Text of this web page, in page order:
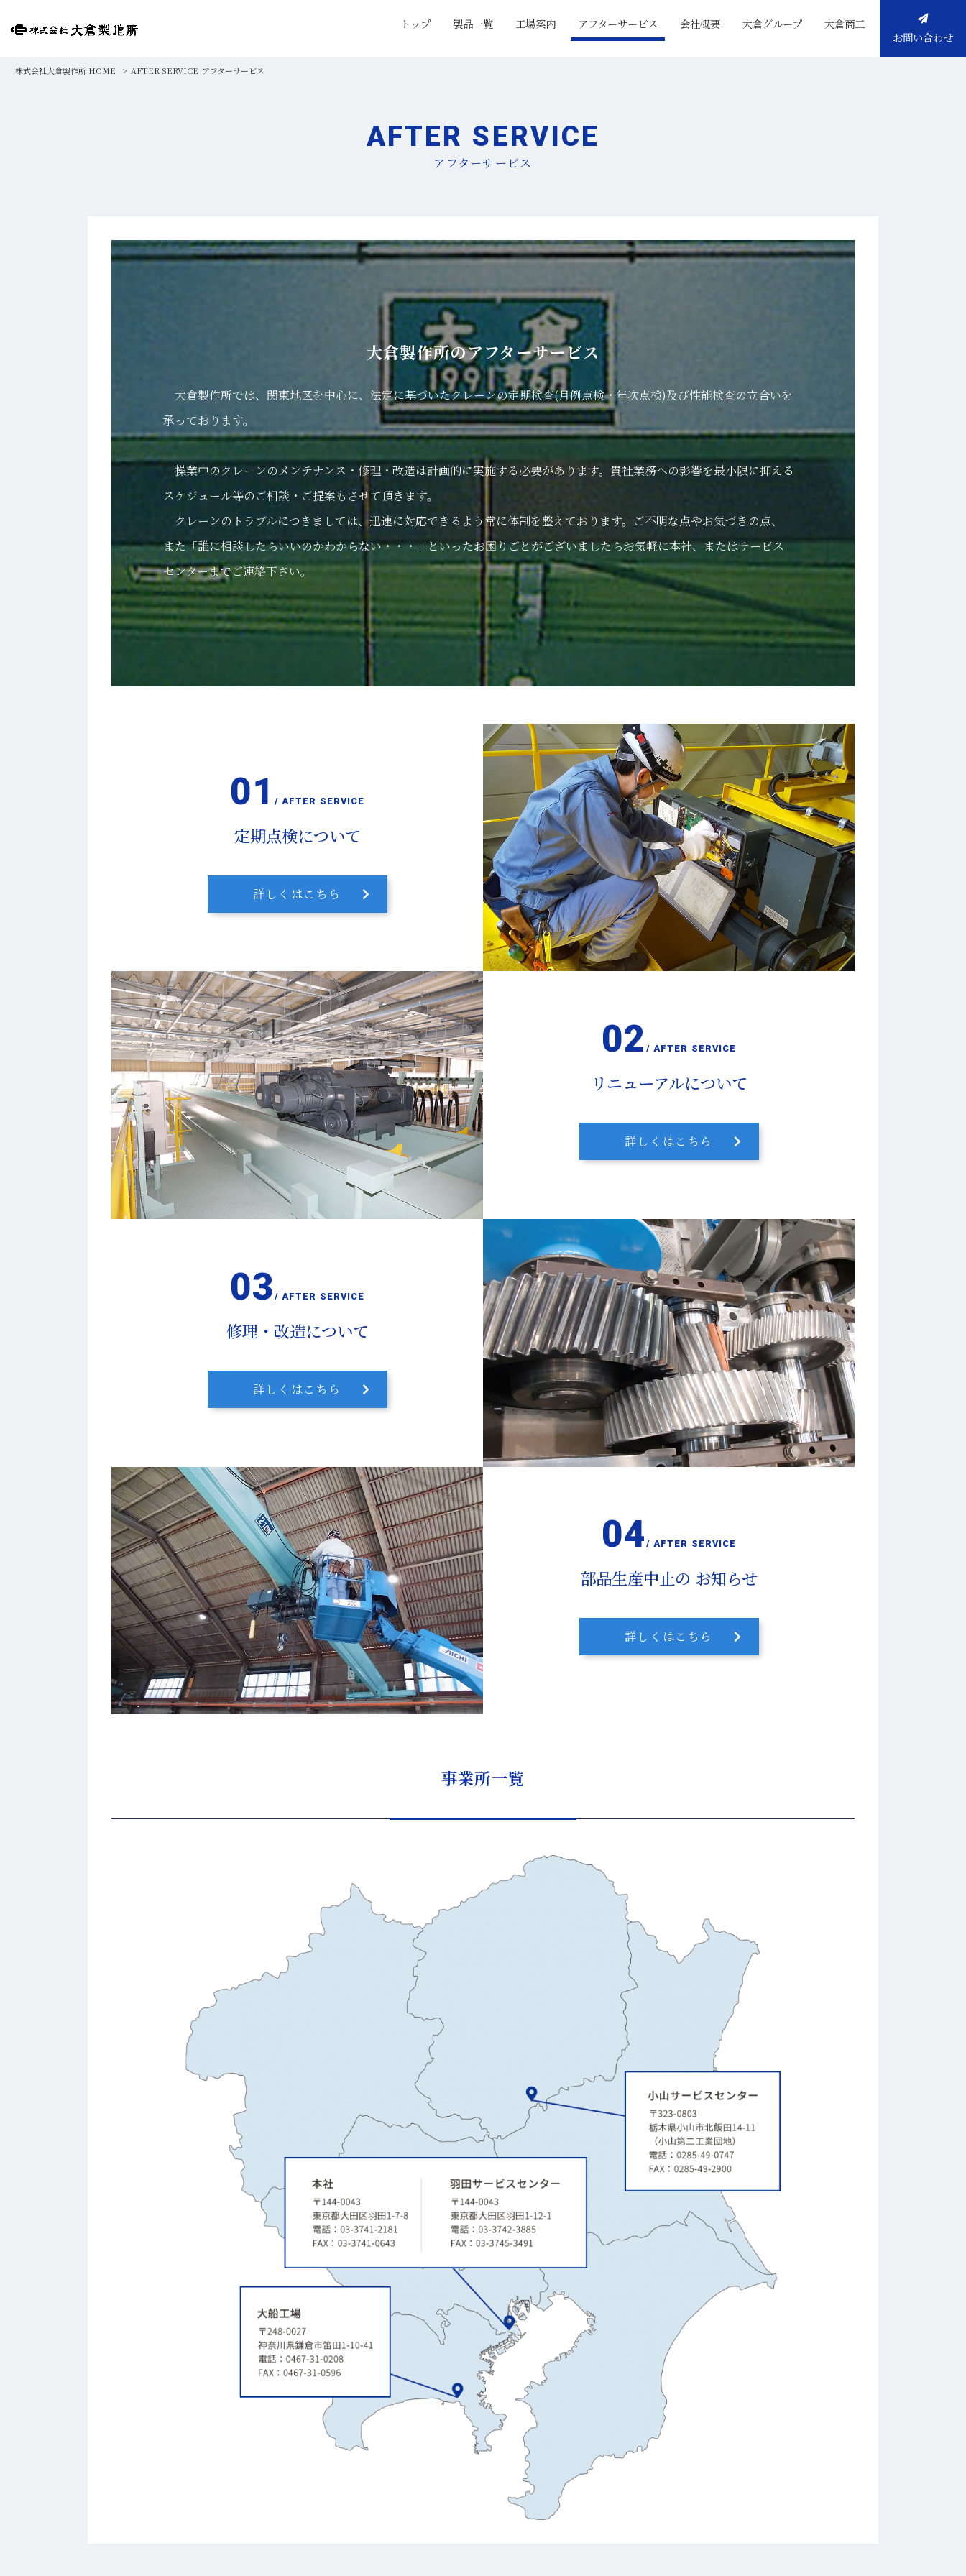
トップ 製品一覧 工場案内 アフターサービス 会社概要 大倉グループ
大倉商工
お問い合わせ
株式会社大倉製作所 HOME > AFTER SERVICE アフターサービス
AFTER SERVICE
アフターサービス
大倉製作所のアフターサービス
大倉製作所では、関東地区を中心に、法定に基づいたクレーンの定期検査(月例点検・年次点検)及び性能検査の立合いを
承っております。
操業中のクレーンのメンテナンス・修理・改造は計画的に実施する必要があります。貴社業務への影響を最小限に抑える
スケジュール等のご相談・ご提案もさせて頂きます。
クレーンのトラブルにつきましては、迅速に対応できるよう常に体制を整えております。ご不明な点やお気づきの点、
また「誰に相談したらいいのかわからない・・・」といったお困りごとがございましたらお気軽に本社、またはサービス
センターまでご連絡下さい。
/ AFTER SERVICE
定期点検について
詳しくはこちら
/ AFTER SERVICE
リニューアルについて
詳しくはこちら
/ AFTER SERVICE
修理・改造について
詳しくはこちら
/ AFTER SERVICE
部品生産中止の お知らせ
詳しくはこちら
事業所一覧